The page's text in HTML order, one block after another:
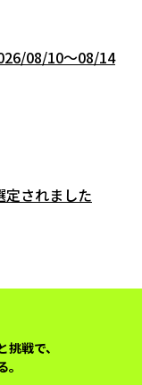
08/10～08/14
定されました
戦で、